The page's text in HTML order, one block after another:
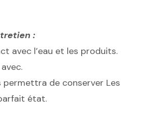
:
avec l’eau et les produits.
permettra de conserver Les
état.